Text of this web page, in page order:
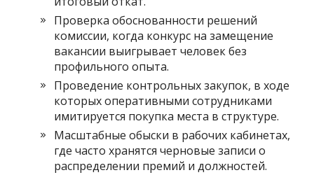
Проверка обоснованности решений
комиссии, когда конкурс на замещение
вакансии выигрывает человек без
профильного опыта.
Проведение контрольных закупок, в ходе
которых оперативными сотрудниками
имитируется покупка места в структуре.
Масштабные обыски в рабочих кабинетах,
где часто хранятся черновые записи о
распределении премий и должностей.